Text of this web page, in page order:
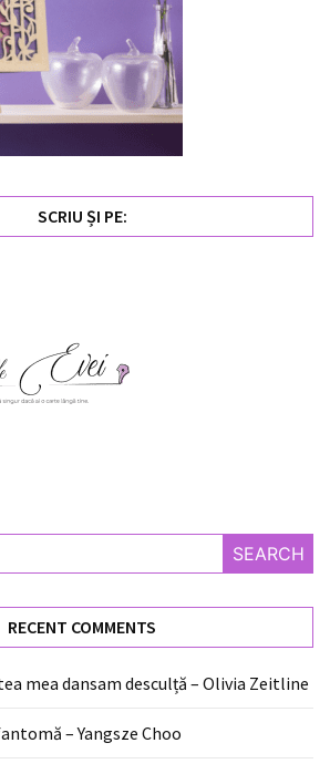
SCRIU ȘI PE:
RECENT COMMENTS
mea dansam desculță – Olivia Zeitline
– Yangsze Choo